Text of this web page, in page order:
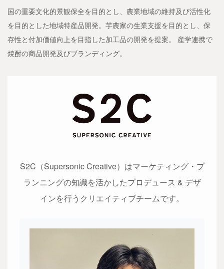
国の重要文化的景観保全を目的とし、農業地域の維持及び活性化
を目的とした地域特産品開発。芋農家の生業支援を目的とし、保
存性と付加価値向上を目指した加工品の開発を提案。 産学連携で
焼酎の商品開発及びブランディング。
S2C（Supersonic Creative）はマーケティング・プ
ランニングの知識を活かしたプロデュース & デザ
インを行うクリエイティブチームです。